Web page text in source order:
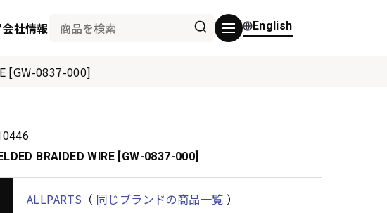
会社情報 English
[GW-0837-000]
BRAIDED WIRE [GW-0837-000]
ALLPARTS （ 同じブランドの商品一覧 ）